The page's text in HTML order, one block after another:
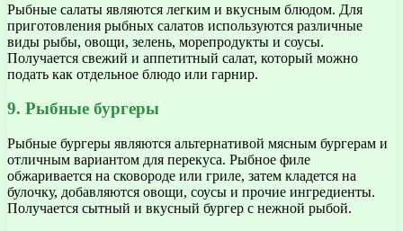
Рыбные салаты являются легким и вкусным блюдом. Для
приготовления рыбных салатов используются различные
виды рыбы, овощи, зелень, морепродукты и соусы.
Получается свежий и аппетитный салат, который можно
подать как отдельное блюдо или гарнир.
9. Рыбные бургеры
Рыбные бургеры являются альтернативой мясным бургерам и
отличным вариантом для перекуса. Рыбное филе
обжаривается на сковороде или гриле, затем кладется на
булочку, добавляются овощи, соусы и прочие ингредиенты.
Получается сытный и вкусный бургер с нежной рыбой.